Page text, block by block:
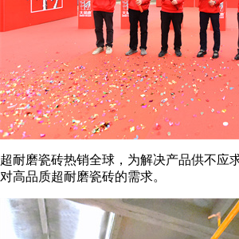
超耐磨瓷砖热销全球，为解决产品供不应
对高品质超耐磨瓷砖的需求。